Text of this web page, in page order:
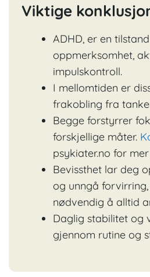
Viktige
ADHD, er en
oppmerksomhet,
impulskontroll.
I mellomtiden er
frakobling fra
Begge forstyrrer
forskjellige måter.
psykiater.no for
Bevissthet lar deg
og unngå
nødvendig å alltid
Daglig stabilitet og
gjennom rutine og